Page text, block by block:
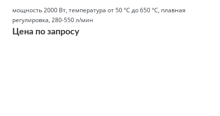
мощность 2000 Вт, температура от 50 °С до 650 °С, плавная
регулировка, 280-550 л/мин
Цена по запросу